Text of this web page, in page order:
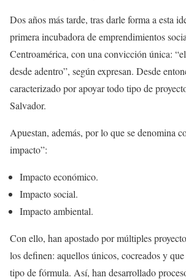
Dos años más tarde, tras darle forma a esta
primera incubadora de emprendimientos
Centroamérica, con una convicción única:
desde adentro”, según expresan. Desde
caracterizado por apoyar todo tipo de
Salvador.
Apuestan, además, por lo que se denomina
impacto”:
Impacto económico.
Impacto social.
Impacto ambiental.
Con ello, han apostado por múltiples
los definen: aquellos únicos, cocreados y
tipo de fórmula. Así, han desarrollado